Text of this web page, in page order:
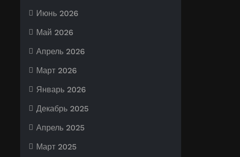
Июнь 2026
Май 2026
Апрель 2026
Март 2026
Январь 2026
Декабрь 2025
Апрель 2025
Март 2025